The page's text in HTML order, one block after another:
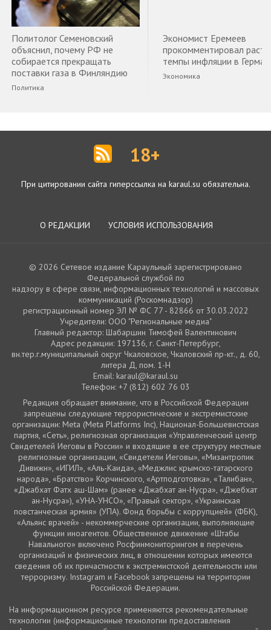
Политолог Семеновский
объяснил, почему РФ не
собирается прекращать
поставки газа в Финляндию
Политика
Экономист Еремеев
прокомментировал
темпы инфляции в
Экономика
18+
При цитировании сайта гиперссылка на karaul.su обязательна.
О РЕДАКЦИИ УСЛОВИЯ ИСПОЛЬЗОВАНИЯ
© 2026 Сетевое издание Караульный зарегистрировано
Федеральной службой по
надзору в сфере связи, информационных технологий и массовых
коммуникаций (Роскомнадзор)
регистрационный номер ЭЛ № ФС 77 - 82866 от 30.03.2022
Учредители: ООО "Региональные медиа"
Главный редактор: Шабаршин Тимофей Валентинович
Адрес редакции: 197136, г. Санкт-Петербург,
вн.тер.г.муниципальный округ Чкаловское, Чкаловский пр-кт., д. 60,
литера Д, пом. 1-Н
Email: karaul@karaul.su
Телефон: +7 (812) 602 76 03
Редакция обращает внимание, что в Российской Федерации
запрещены следующие террористические и экстремистские
организации: Meta (Meta Platforms Inc), Национал-Большевистская
партия, «Сеть», религиозная организация «Управленческий центр
Свидетелей Иеговы в России» и входящие в ее структуру местные
религиозные организации, «Свидетели Иеговы», «Мизантропик
Дивижн», «ИГИЛ», «Аль-Каида», «Меджлис крымско-татарского
народа», «Братство» Корчинского, «Артподготовка», «Талибан»,
«Джабхат Фатх аш-Шам» (ранее «Джабхат ан-Нусра», «Джебхат
ан-Нусра»), «УНА-УНСО», «Правый сектор», «Украинская
повстанческая армия» (УПА). Фонд борьбы с коррупцией» (ФБК),
«Альянс врачей» - некоммерческие организации, выполняющие
функции иноагентов. Общественное движение «Штабы
Навального» включено Росфинмониторингом в перечень
организаций и физических лиц, в отношении которых имеются
сведения об их причастности к экстремистской деятельности или
терроризму. Instagram и Facebook запрещены на территории
Российской Федерации.
На информационном ресурсе применяются рекомендательные
технологии (информационные технологии предоставления